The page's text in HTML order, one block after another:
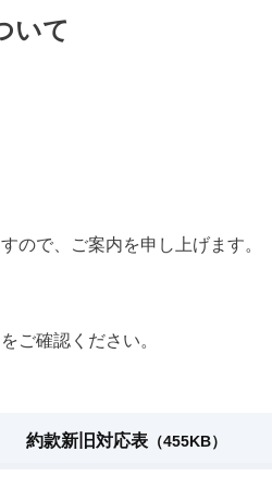
いて
ので、ご案内を申し上げます。
ご確認ください。
約款新旧対応表（455KB）